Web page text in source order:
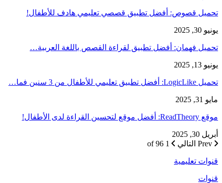
تحميل قصوص: أفضل تطبيق قصصي تعليمي هادف للأطفال!
يونيو 30, 2025
تحميل فهمان: أفضل تطبيق لقراءة القصص باللغة العربية…
يونيو 13, 2025
تحميل LogicLike: أفضل تطبيق تعليمي للأطفال من 3 سنين فما…
مايو 31, 2025
موقع ReadTheory: أفضل موقع لتحسين القراءة لدى الأطفال!
أبريل 30, 2025
التالي 1 of 96
قنوات تعليمية
قنوات